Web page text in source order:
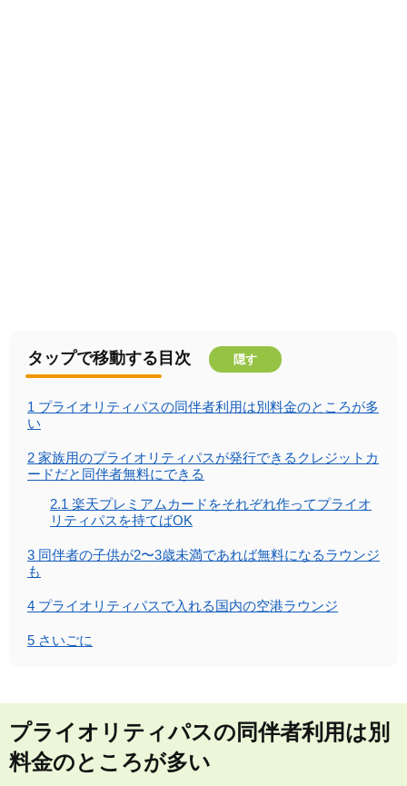
タップで移動する目次 隠す
1 プライオリティパスの同伴者利用は別料金のところが多
い
2 家族用のプライオリティパスが発行できるクレジットカ
ードだと同伴者無料にできる
2.1 楽天プレミアムカードをそれぞれ作ってプライオ
リティパスを持てばOK
3 同伴者の子供が2〜3歳未満であれば無料になるラウンジ
も
4 プライオリティパスで入れる国内の空港ラウンジ
5 さいごに
プライオリティパスの同伴者利用は別
料金のところが多い